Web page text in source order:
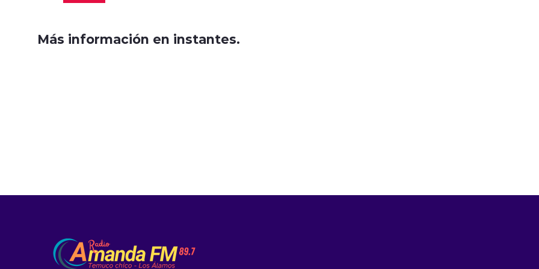
Más información en instantes.